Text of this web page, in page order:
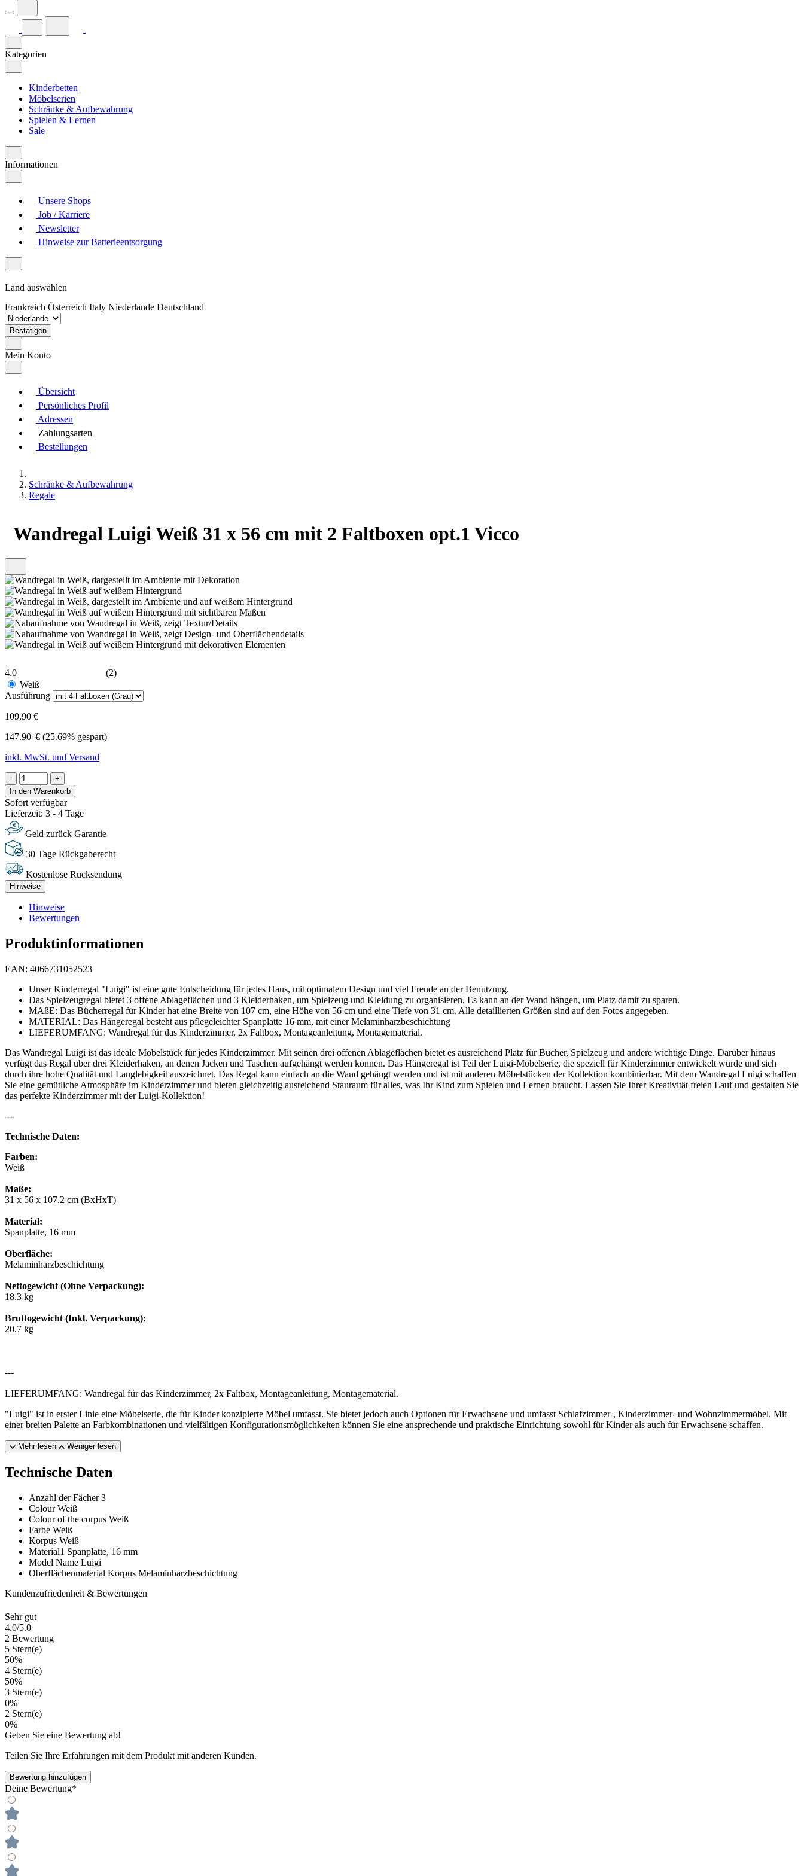
Kategorien
Kinderbetten
Möbelserien
Schränke & Aufbewahrung
Spielen & Lernen
Sale
Informationen
Unsere Shops
Job / Karriere
Newsletter
Hinweise zur Batterieentsorgung
Land auswählen
Frankreich Österreich Italy Niederlande Deutschland
Bestätigen
Mein Konto
Übersicht
Persönliches Profil
Adressen
Zahlungsarten
Bestellungen
Schränke & Aufbewahrung
Regale
Wandregal Luigi Weiß 31 x 56 cm mit 2 Faltboxen opt.1 Vicco
4.0
(2)
Weiß
Ausführung
109,90 €
147.90 € (25.69% gespart)
inkl. MwSt. und Versand
-
+
In den Warenkorb
Sofort verfügbar
Lieferzeit: 3 - 4 Tage
Geld zurück Garantie
30 Tage Rückgaberecht
Kostenlose Rücksendung
Hinweise
Hinweise
Bewertungen
Produktinformationen
EAN: 4066731052523
Unser Kinderregal "Luigi" ist eine gute Entscheidung für jedes Haus, mit optimalem Design und viel Freude an der Benutzung.
Das Spielzeugregal bietet 3 offene Ablageflächen und 3 Kleiderhaken, um Spielzeug und Kleidung zu organisieren. Es kann an der Wand hängen, um Platz damit zu sparen.
MAßE: Das Bücherregal für Kinder hat eine Breite von 107 cm, eine Höhe von 56 cm und eine Tiefe von 31 cm. Alle detaillierten Größen sind auf den Fotos angegeben.
MATERIAL: Das Hängeregal besteht aus pflegeleichter Spanplatte 16 mm, mit einer Melaminharzbeschichtung
LIEFERUMFANG: Wandregal für das Kinderzimmer, 2x Faltbox, Montageanleitung, Montagematerial.
Das Wandregal Luigi ist das ideale Möbelstück für jedes Kinderzimmer. Mit seinen drei offenen Ablageflächen bietet es ausreichend Platz für Bücher, Spielzeug und andere wichtige Dinge. Darüber hinaus
verfügt das Regal über drei Kleiderhaken, an denen Jacken und Taschen aufgehängt werden können. Das Hängeregal ist Teil der Luigi-Möbelserie, die speziell für Kinderzimmer entwickelt wurde und sich
durch ihre hohe Qualität und Langlebigkeit auszeichnet. Das Regal kann einfach an die Wand gehängt werden und ist mit anderen Möbelstücken der Kollektion kombinierbar. Mit dem Wandregal Luigi schaffen
Sie eine gemütliche Atmosphäre im Kinderzimmer und bieten gleichzeitig ausreichend Stauraum für alles, was Ihr Kind zum Spielen und Lernen braucht. Lassen Sie Ihrer Kreativität freien Lauf und gestalten Sie
das perfekte Kinderzimmer mit der Luigi-Kollektion!
---
Technische Daten:
Farben:
Weiß
Maße:
31 x 56 x 107.2 cm (BxHxT)
Material:
Spanplatte, 16 mm
Oberfläche:
Melaminharzbeschichtung
Nettogewicht (Ohne Verpackung):
18.3 kg
Bruttogewicht (Inkl. Verpackung):
20.7 kg
---
LIEFERUMFANG: Wandregal für das Kinderzimmer, 2x Faltbox, Montageanleitung, Montagematerial.
"Luigi" ist in erster Linie eine Möbelserie, die für Kinder konzipierte Möbel umfasst. Sie bietet jedoch auch Optionen für Erwachsene und umfasst Schlafzimmer-, Kinderzimmer- und Wohnzimmermöbel. Mit
einer breiten Palette an Farbkombinationen und vielfältigen Konfigurationsmöglichkeiten können Sie eine ansprechende und praktische Einrichtung sowohl für Kinder als auch für Erwachsene schaffen.
Mehr lesen Weniger lesen
Technische Daten
Anzahl der Fächer 3
Colour Weiß
Colour of the corpus Weiß
Farbe Weiß
Korpus Weiß
Material1 Spanplatte, 16 mm
Model Name Luigi
Oberflächenmaterial Korpus Melaminharzbeschichtung
Kundenzufriedenheit & Bewertungen
Sehr gut
4.0/5.0
2 Bewertung
5 Stern(e)
50%
4 Stern(e)
50%
3 Stern(e)
0%
2 Stern(e)
0%
Geben Sie eine Bewertung ab!
Teilen Sie Ihre Erfahrungen mit dem Produkt mit anderen Kunden.
Bewertung hinzufügen
Deine Bewertung*